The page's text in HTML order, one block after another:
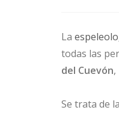
La
todas las
del Cuevón
Se trata de